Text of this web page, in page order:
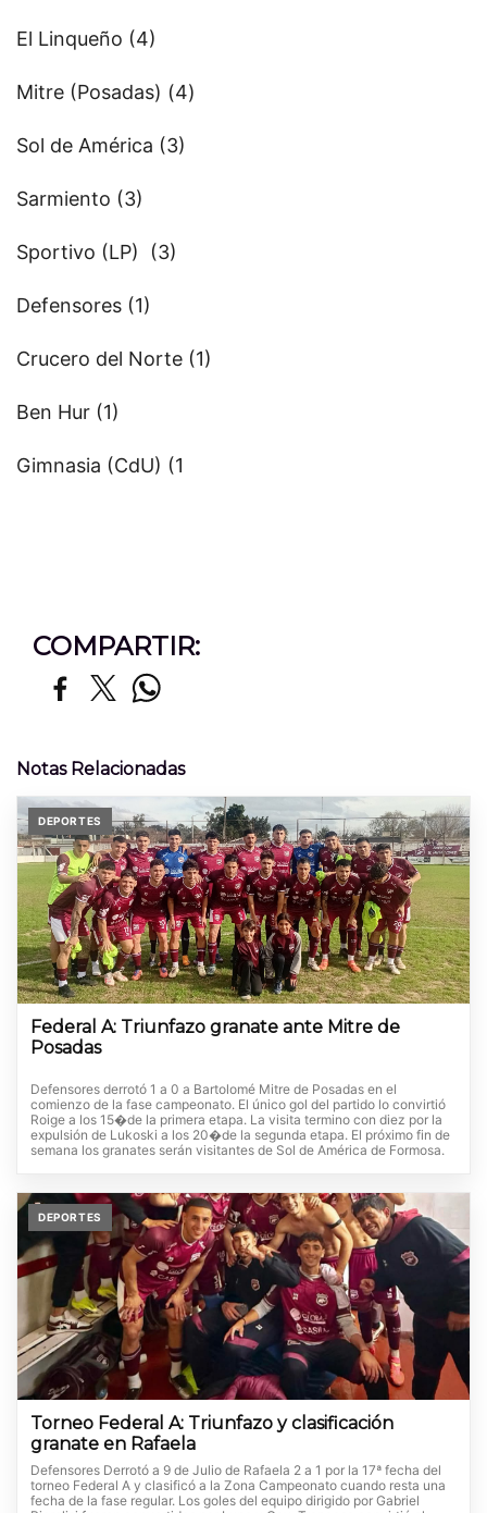
El Linqueño (4)
Mitre (Posadas) (4)
Sol de América (3)
Sarmiento (3)
Sportivo (LP) (3)
Defensores (1)
Crucero del Norte (1)
Ben Hur (1)
Gimnasia (CdU) (1
COMPARTIR:
Notas Relacionadas
DEPORTES
Federal A: Triunfazo granate ante Mitre de
Posadas
Defensores derrotó 1 a 0 a Bartolomé Mitre de Posadas en el
comienzo de la fase campeonato. El único gol del partido lo convirtió
Roige a los 15�de la primera etapa. La visita termino con diez por la
expulsión de Lukoski a los 20�de la segunda etapa. El próximo fin de
semana los granates serán visitantes de Sol de América de Formosa.
DEPORTES
Torneo Federal A: Triunfazo y clasificación
granate en Rafaela
Defensores Derrotó a 9 de Julio de Rafaela 2 a 1 por la 17ª fecha del
torneo Federal A y clasificó a la Zona Campeonato cuando resta una
fecha de la fase regular. Los goles del equipo dirigido por Gabriel